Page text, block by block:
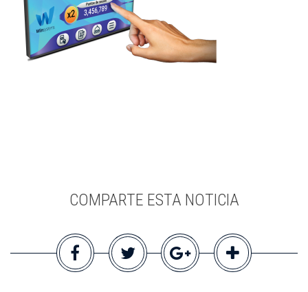
COMPARTE ESTA NOTICIA